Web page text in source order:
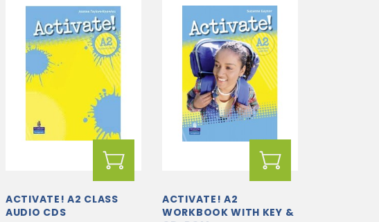
ACTIVATE! A2 CLASS
AUDIO CDS
ACTIVATE! A2
WORKBOOK WITH KEY &